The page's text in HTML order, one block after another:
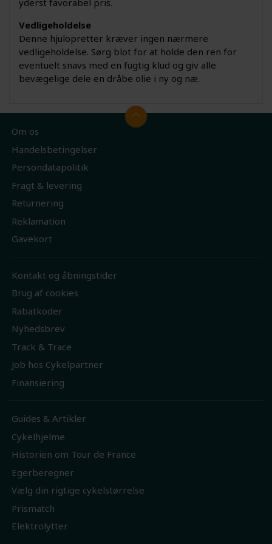
yderst favorabel pris.
Vedligeholdelse
Denne hjulopretter kræver ingen nærmere
vedligeholdelse. Sørg blot for at holde den ren for
eventuelt snavs med en fugtig klud og giv alle
bevægelige dele en dråbe olie i ny og næ.
Om os
Handelsbetingelser
Persondatapolitik
Fragt & levering
Returnering
Reklamation
Gavekort
Kontakt og åbningstider
Brug af cookies
Rabatkoder
Nyhedsbrev
Track & Trace
Job hos Cykelpartner
Finansiering
Guides & Artikler
Cykelhjelme
Historien om Tour de France
Egerberegner
Vælg din rigtige cykelstørrelse
Prismatch
Elektrolytter